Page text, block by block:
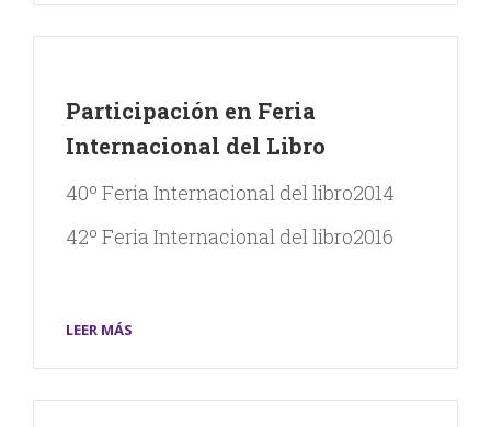
Participación en Feria
Internacional del Libro
40º Feria Internacional del libro2014
42º Feria Internacional del libro2016
LEER MÁS